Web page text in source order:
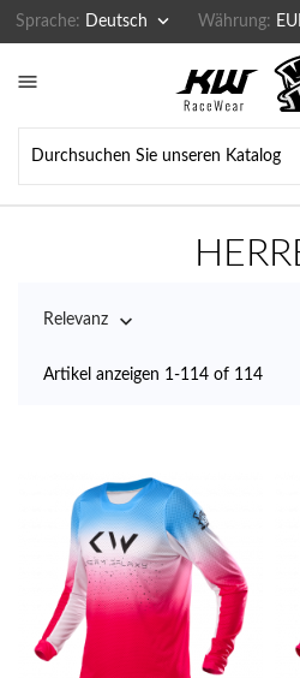
Sprache: Deutsch  Währung:

Relevanz 
Artikel anzeigen 1-114 of 114